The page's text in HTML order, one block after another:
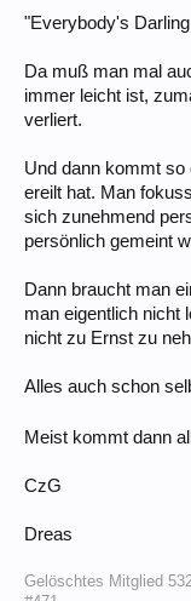
"Everybody's
Da muß man mal
immer leicht ist,
verliert.
Und dann kommt so
ereilt hat. Man
sich zunehmend
persönlich gemeint
Dann braucht man
man eigentlich nicht
nicht zu Ernst zu
Alles auch schon
Meist kommt dann
CzG
Dreas
Gelöschtes Mitglied